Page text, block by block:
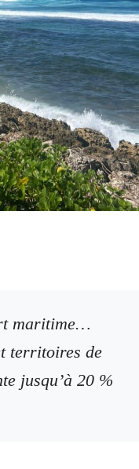
maritime…
territoires de
jusqu’à 20 %